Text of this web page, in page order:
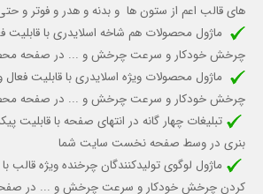
های قالب اعم از ستون ها و بدنه و هدر و فوتر و
ماژول محصولات هم شاخه اسلایدری با قابلیت
چرخش خودکارو سرعت چرخش و ... در صفحه
ماژول محصولات ویژه اسلایدری با قابلیت فعال
چرخش خودکار و سرعت چرخش و ... در صفحه
تبلیغات چهار گانه در انتهای صفحه با قابلیت
بنری در وسط صفحه نخست سایت شما
ماژول لوگوی تولیدکنندگان چرخنده ویژه قالب
کردن چرخش خودکارو سرعت چرخش و ... در